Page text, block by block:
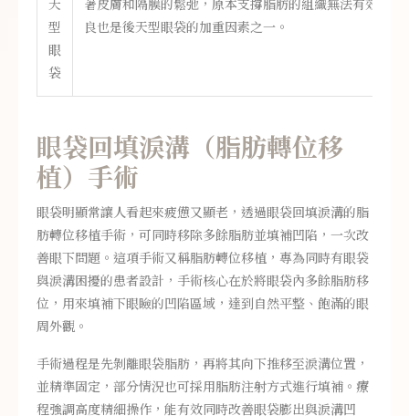
天
型
眼
袋
著皮膚和隔膜的鬆弛，原本支撐脂肪的組織無法有效保
良也是後天型眼袋的加重因素之一。
眼袋回填淚溝（脂肪轉位移
植）手術
眼袋明顯常讓人看起來疲憊又顯老，透過眼袋回填淚溝的脂
肪轉位移植手術，可同時移除多餘脂肪並填補凹陷，一次改
善眼下問題。這項手術又稱脂肪轉位移植，專為同時有眼袋
與淚溝困擾的患者設計，手術核心在於將眼袋內多餘脂肪移
位，用來填補下眼瞼的凹陷區域，達到自然平整、飽滿的眼
周外觀。
手術過程是先剝離眼袋脂肪，再將其向下推移至淚溝位置，
並精準固定，部分情況也可採用脂肪注射方式進行填補。療
程強調高度精細操作，能有效同時改善眼袋膨出與淚溝凹